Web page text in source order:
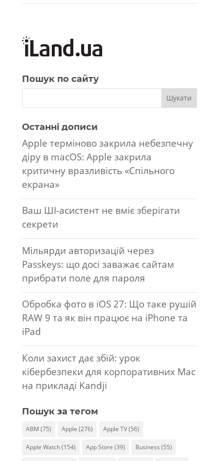
Пошук по сайту
Останні дописи
Apple терміново закрила небезпечну
діру в macOS: Apple закрила
критичну вразливість «Спільного
екрана»
Ваш ШІ-асистент не вміє зберігати
секрети
Мільярди авторизацій через
Passkeys: що досі заважає сайтам
прибрати поле для пароля
Обробка фото в iOS 27: Що таке рушій
RAW 9 та як він працює на iPhone та
iPad
Коли захист дає збій: урок
кібербезпеки для корпоративних Mac
на прикладі Kandji
Пошук за тегом
ABM (75) Apple (276) Apple TV(56)
Apple Watch(154) App Store (39) Business (55)